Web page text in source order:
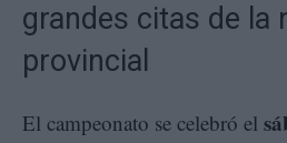
grandes citas de la
provincial
El campeonato se celebró el